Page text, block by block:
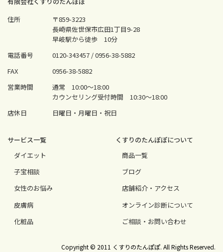
住所
〒859-3223
長崎県佐世保市広田1丁目9-28
早岐駅から徒歩 10分
電話番号
0120-343457 /0956-38-5882
FAX
0956-38-5882
営業時間
通常 10:00〜18:00
カウンセリング受付時間 10:30〜18:00
店休日
日曜日・月曜日・祝日
サービス⼀覧
ダイエット
⼦宝相談
⼥性のお悩み
⽪膚病
化粧品
くすりのたんぽぽについて
商品一覧
ブログ
店舗紹介・アクセス
オンライン診断について
ご相談・お問い合わせ
Copyright © 2011 くすりのたんぽぽ. All Rights Reserved.